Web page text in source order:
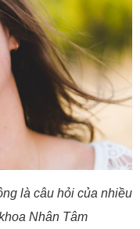
là câu hỏi của nhiều
Nhân Tâm